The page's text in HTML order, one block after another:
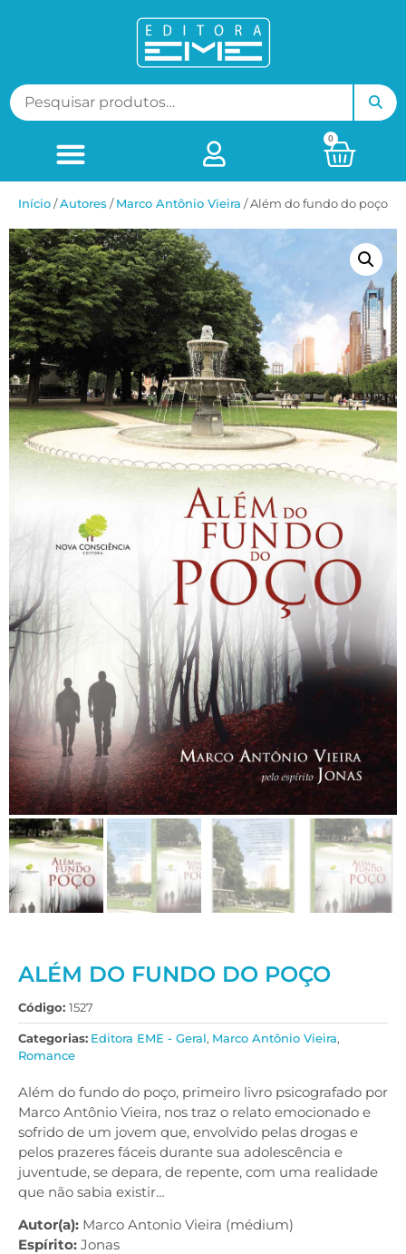
0
Início/ㅤAutores /Marco Antônio Vieira / Além do fundo do poço
ALÉM DO FUNDO DO POÇO
Código: 1527
Categorias: Editora EME - Geral, Marco Antônio Vieira,
Romance
Além do fundo do poço, primeiro livro psicografado por
Marco Antônio Vieira, nos traz o relato emocionado e
sofrido de um jovem que, envolvido pelas drogas e
pelos prazeres fáceis durante sua adolescência e
juventude, se depara, de repente, com uma realidade
que não sabia existir…
Autor(a): Marco Antonio Vieira (médium)
Espírito: Jonas